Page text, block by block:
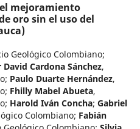
mejoramiento
oro sin el uso del
Geológico Colombiano;
David Cardona Sánchez,
; Paulo Duarte Hernández,
; Fhilly Mabel Abueta,
; Harold Iván Concha; Gabriel
Colombiano; Fabián